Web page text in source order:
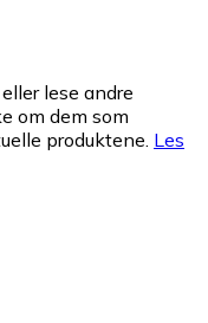
lese andre
om dem som
produktene. Les